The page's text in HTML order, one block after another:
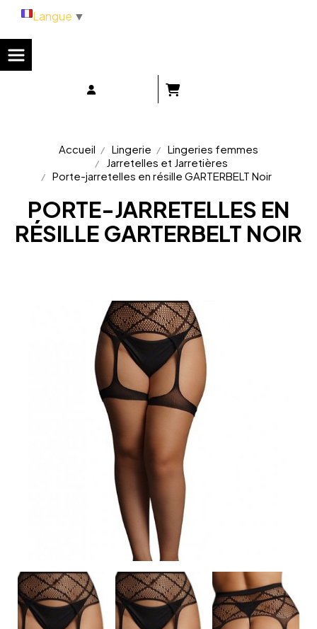
Accueil Lingerie
Lingeries femmes
Jarretelles et Jarretières
Porte-jarretelles en résille GARTERBELT Noir
PORTE-JARRETELLES EN
RÉSILLE GARTERBELT NOIR
Langue ▼